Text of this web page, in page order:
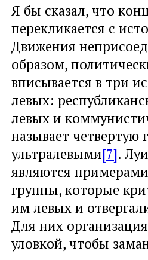
Я бы сказал, что
перекликается с
Движения
образом,
вписывается в три
левых:
левых и
называет четвертую
ультралевыми[7].
являются
группы, которые
им левых и
Для них
уловкой, чтобы